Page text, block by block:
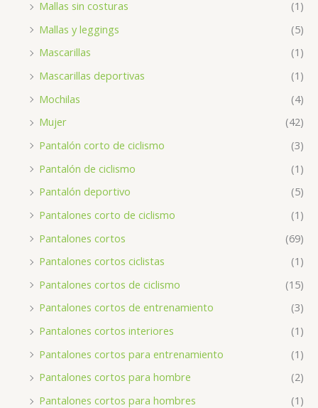
Mallas sin costuras
(1)
Mallas y leggings
(5)
Mascarillas
(1)
Mascarillas deportivas
(1)
Mochilas
(4)
Mujer
(42)
Pantalón corto de ciclismo
(3)
Pantalón de ciclismo
(1)
Pantalón deportivo
(5)
Pantalones corto de ciclismo
(1)
Pantalones cortos
(69)
Pantalones cortos ciclistas
(1)
Pantalones cortos de ciclismo
(15)
Pantalones cortos de entrenamiento
(3)
Pantalones cortos interiores
(1)
Pantalones cortos para entrenamiento
(1)
Pantalones cortos para hombre
(2)
Pantalones cortos para hombres
(1)